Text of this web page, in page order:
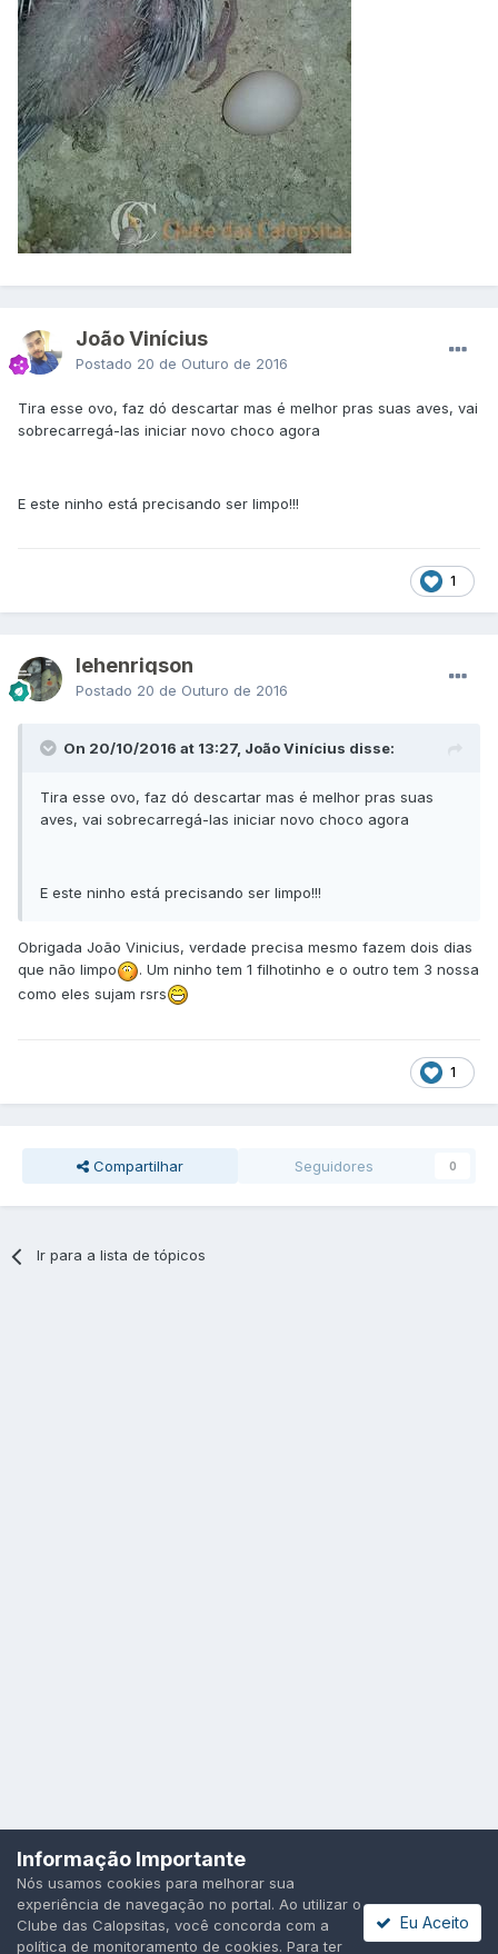
João Vinícius
Postado 20 de Outuro de 2016
Tira esse ovo, faz dó descartar mas é melhor pras suas aves, vai
sobrecarregá-las iniciar novo choco agora
E este ninho está precisando ser limpo!!!
1
lehenriqson
Postado 20 de Outuro de 2016
On 20/10/2016 at 13:27, João Vinícius disse:
Tira esse ovo, faz dó descartar mas é melhor pras suas
aves, vai sobrecarregá-las iniciar novo choco agora
E este ninho está precisando ser limpo!!!
Obrigada João Vinicius, verdade precisa mesmo fazem dois dias
que não limpo
. Um ninho tem 1 filhotinho e o outro tem 3 nossa
como eles sujam rsrs
1
Compartilhar Seguidores 0
Ir para a lista de tópicos
Idioma Política de Privacidade
Todos os direitos reservados.
Powered by Invision Community
Informação Importante
Nós usamos cookies para melhorar sua
experiência de navegação no portal. Ao utilizar o
Clube das Calopsitas, você concorda com a
política de monitoramento de cookies. Para ter
Eu Aceito